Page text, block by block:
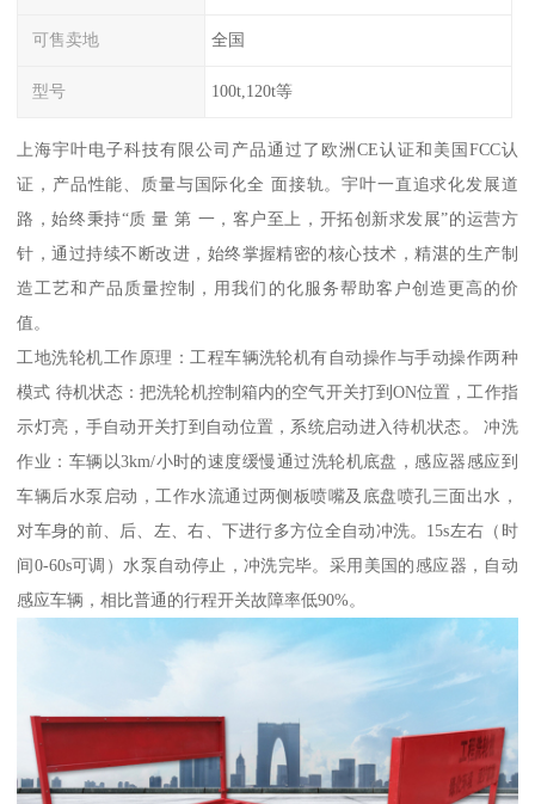
可售卖地 全国
型号 100t,120t等
上海宇叶电子科技有限公司产品通过了欧洲CE认证和美国FCC认
证，产品性能、质量与国际化全 面接轨。宇叶一直追求化发展道
路，始终秉持“质 量 第 一，客户至上，开拓创新求发展”的运营方
针，通过持续不断改进，始终掌握精密的核心技术，精湛的生产制
造工艺和产品质量控制，用我们的化服务帮助客户创造更高的价
值。
工地洗轮机工作原理：工程车辆洗轮机有自动操作与手动操作两种
模式 待机状态：把洗轮机控制箱内的空气开关打到ON位置，工作指
示灯亮，手自动开关打到自动位置，系统启动进入待机状态。 冲洗
作业：车辆以3km/小时的速度缓慢通过洗轮机底盘，感应器感应到
车辆后水泵启动，工作水流通过两侧板喷嘴及底盘喷孔三面出水，
对车身的前、后、左、右、下进行多方位全自动冲洗。15s左右（时
间0-60s可调）水泵自动停止，冲洗完毕。采用美国的感应器，自动
感应车辆，相比普通的行程开关故障率低90%。